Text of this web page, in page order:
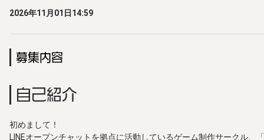
2026年11月01日14:59
募集内容
自己紹介
初めまして！
LINEオープンチャットを拠点に活動しているゲーム制作サークル、